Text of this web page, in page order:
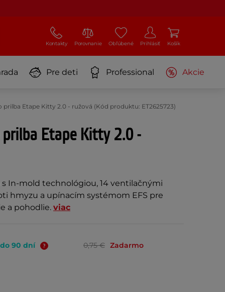
Kontakty Porovnanie Obľúbené Prihlásiť Košík
Pre deti Professional Akcie
prilba Etape Kitty 2.0 - ružová (Kód produktu: ET2625723)
Etape Kitty 2.0 -
s In-mold technológiou, 14 ventilačnými
hmyzu a upínacím systémom EFS pre
a pohodlie. viac
90 dní 0,75 € Zadarmo